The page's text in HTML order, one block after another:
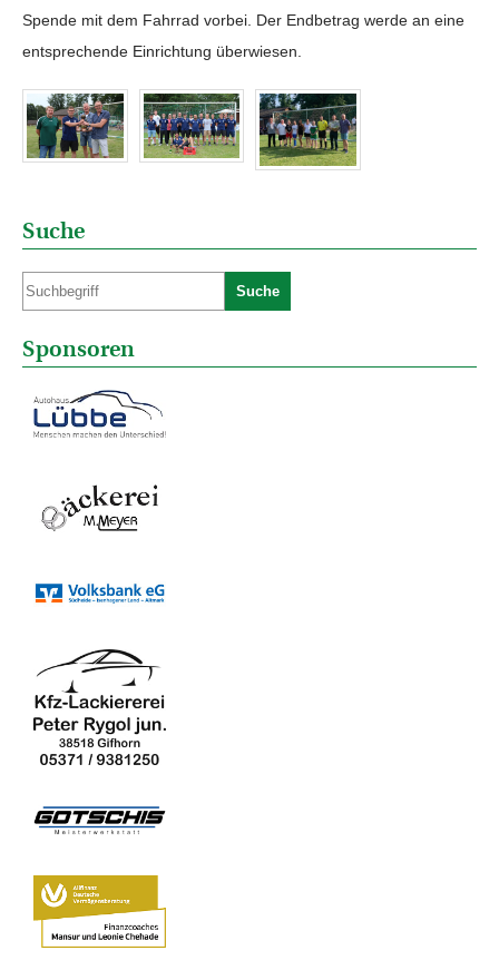
Spende mit dem Fahrrad vorbei. Der Endbetrag werde an eine
entsprechende Einrichtung überwiesen.
Suche
Suche
Sponsoren